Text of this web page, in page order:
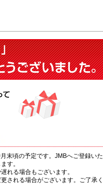
末頃の予定です。JMBへご登録いた
す。
れる場合もございます。
される場合がございます。ご了承く